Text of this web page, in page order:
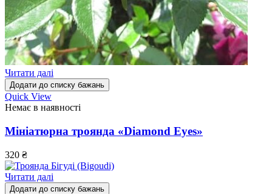
Читати далі
Додати до списку бажань
Quick View
Немає в наявності
Мініатюрна троянда «Diamond Eyes»
320 ₴
Читати далі
Додати до списку бажань